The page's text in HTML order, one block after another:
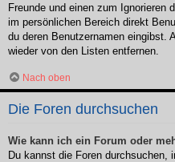
Freunde und einen zum Ignorieren
im persönlichen Bereich direkt
du deren Benutzernamen eingibst.
wieder von den Listen entfernen.
Nach oben
Die Foren durchsuchen
Wie kann ich ein Forum oder
Du kannst die Foren durchsuchen,